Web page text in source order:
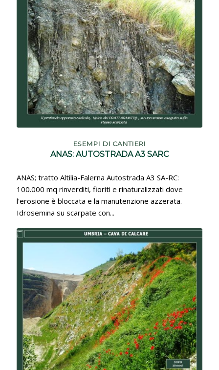
ESEMPI DI CANTIERI
ANAS: AUTOSTRADA A3 SARC
ANAS; tratto Altilia-Falerna Autostrada A3 SA-RC:
100.000 mq rinverditi, fioriti e rinaturalizzati dove
l'erosione è bloccata e la manutenzione azzerata.
Idrosemina su scarpate con...